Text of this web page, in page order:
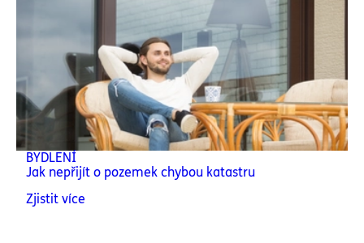
BYDLENÍ
Jak nepřijít o pozemek chybou katastru
Zjistit více